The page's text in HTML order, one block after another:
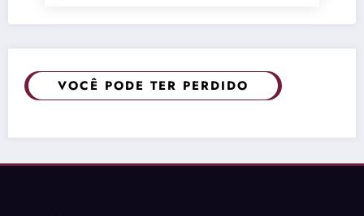
VOCÊ PODE TER PERDIDO